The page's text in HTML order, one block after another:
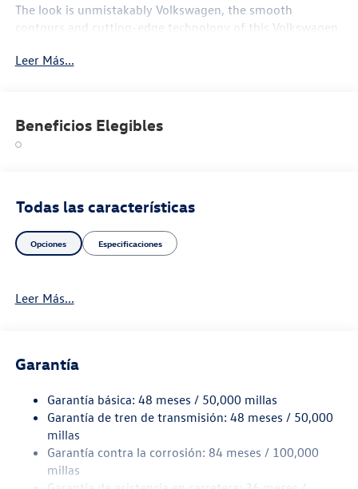
The look is unmistakably Volkswagen, the smooth
contours and cutting-edge technology of this Volkswagen
the one. Just what you've been looking for.
Leer Más...
Beneficios Elegibles
Todas las características
Opciones Especificaciones
Leer Más...
Garantía
Garantía básica: 48 meses / 50,000 millas
Garantía de tren de transmisión: 48 meses / 50,000
millas
Garantía contra la corrosión: 84 meses / 100,000
millas